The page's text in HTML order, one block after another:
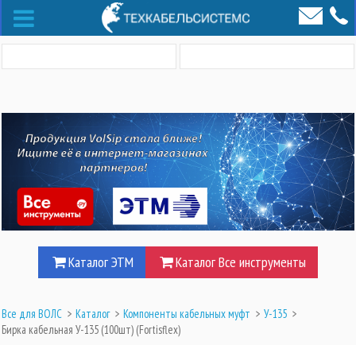
Каталог ЭТМ Каталог Все инструменты
Все для ВОЛС > Каталог > Компоненты кабельных муфт > У-135 >
Бирка кабельная У-135 (100шт) (Fortisflex)